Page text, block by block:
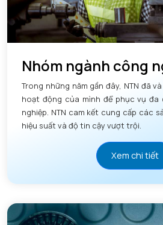
Nhóm ngành công
Trong những năm gần đây, NTN đã và
hoạt động của mình để phục vụ đa
nghiệp. NTN cam kết cung cấp các
hiệu suất và độ tin cậy vượt trội.
Xem chi tiết